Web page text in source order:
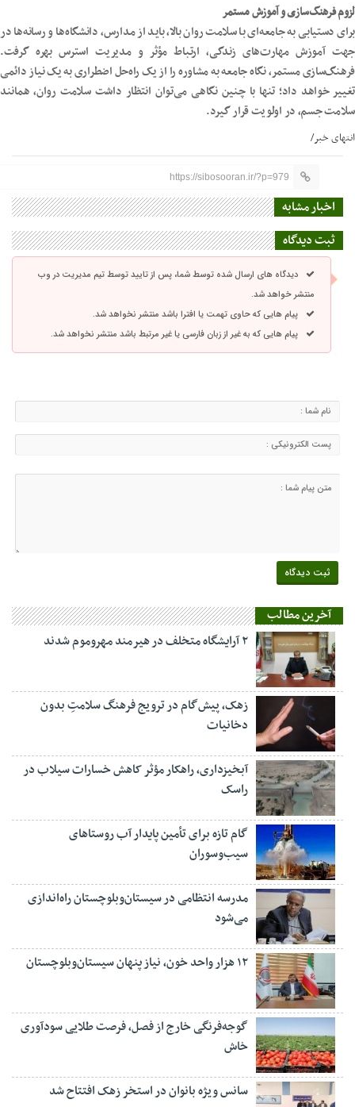
لزوم فرهنگ‌سازی و آموزش مستمر
برای دستیابی به جامعه‌ای با سلامت روان بالا، باید از مدارس، دانشگاه‌ها و رسانه‌ها در
جهت آموزش مهارت‌های زندگی، ارتباط مؤثر و مدیریت استرس بهره گرفت.
فرهنگ‌سازی مستمر، نگاه جامعه به مشاوره را از یک راه‌حل اضطراری به یک نیاز دائمی
تغییر خواهد داد؛ تنها با چنین نگاهی می‌توان انتظار داشت سلامت روان، همانند
سلامت جسم، در اولویت قرار گیرد.
انتهای خبر/
https://sibosooran.ir/?p=979
اخبار مشابه
ثبت دیدگاه
دیدگاه های ارسال شده توسط شما، پس از تایید توسط تیم مدیریت در وب
منتشر خواهد شد.
پیام هایی که حاوی تهمت یا افترا باشد منتشر نخواهد شد.
پیام هایی که به غیر از زبان فارسی یا غیر مرتبط باشد منتشر نخواهد شد.
آخرین مطالب
۲ آرایشگاه متخلف در هیرمند مهروموم شدند
زهک، پیش‌گام در ترویج فرهنگ سلامتِ بدون
دخانیات
آبخیزداری، راهکار مؤثر کاهش خسارات سیلاب در
راسک
گام تازه برای تأمین پایدار آب روستاهای
سیب‌وسوران
مدرسه انتظامی در سیستان‌وبلوچستان راه‌اندازی
می‌شود
۱۲ هزار واحد خون، نیاز پنهان سیستان‌وبلوچستان
گوجه‌فرنگی خارج از فصل، فرصت طلایی سودآوری
خاش
سانس ویژه بانوان در استخر زهک افتتاح شد